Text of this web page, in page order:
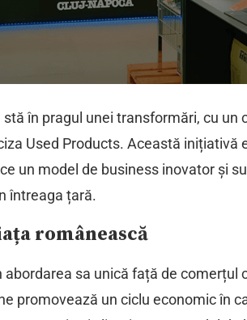
în pragul unei transformări, cu un
Used Products. Această inițiativă
un model de business inovator și
întreaga țară.
românească
sa unică față de comerțul
promovează un ciclu economic în